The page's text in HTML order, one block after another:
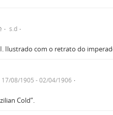
s.d
Ilustrado com o retrato do
17/08/1905 - 02/04/1906
Cold”.